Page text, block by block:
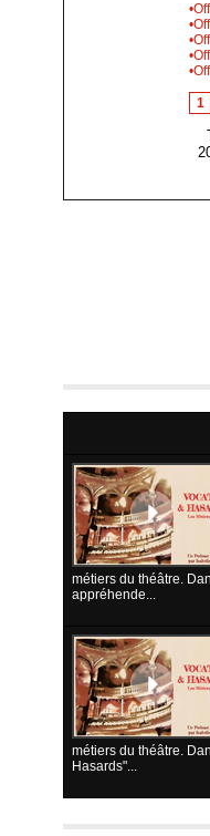
1
métiers du théâtre.
appréhende...
métiers du théâtre.
Hasards"...